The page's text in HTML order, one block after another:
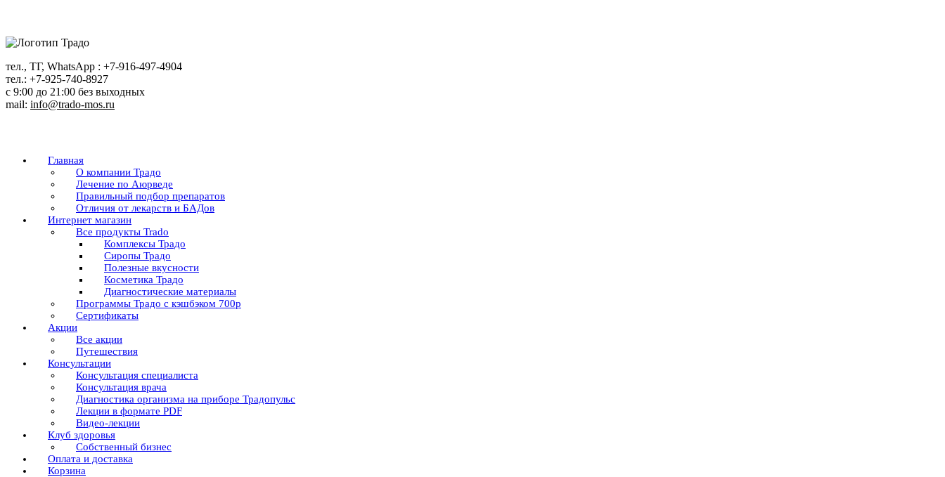
содержанию
тел., ТГ, WhatsApp : +7-916-497-4904
тел.: +7-925-740-8927
с 9:00 до 21:00 без выходных
mail: info@trado-mos.ru
Главная
О компании Традо
Лечение по Аюрведе
Правильный подбор препаратов
Отличия от лекарств и БАДов
Интернет магазин
Все продукты Trado
Комплексы Традо
Сиропы Традо
Полезные вкусности
Косметика Традо
Диагностические материалы
Программы Традо с кэшбэком 700р
Сертификаты
Акции
Все акции
Путешествия
Консультации
Консультация специалиста
Консультация врача
Диагностика организма на приборе Традопульс
Лекции в формате PDF
Видео-лекции
Клуб здоровья
Собственный бизнес
Оплата и доставка
Корзина